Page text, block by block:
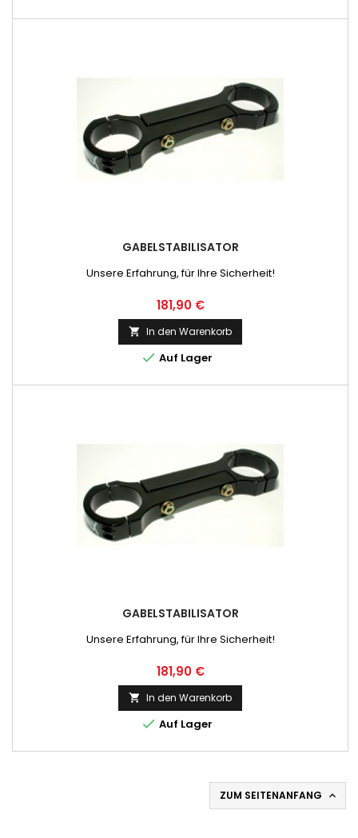
GABELSTABILISATOR
Unsere Erfahrung, für Ihre Sicherheit!
Preis
181,90 €
 In den Warenkorb
 Auf Lager
GABELSTABILISATOR
Unsere Erfahrung, für Ihre Sicherheit!
Preis
181,90 €
 In den Warenkorb
 Auf Lager
ZUM SEITENANFANG 